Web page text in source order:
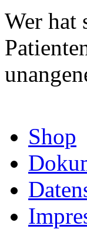
Wer hat
Shop